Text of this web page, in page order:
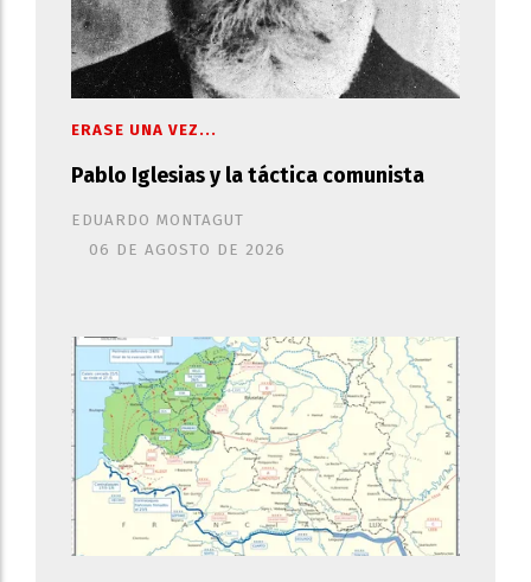
Pablo Iglesias y la táctica comunista
EDUARDO MONTAGUT
ERASE UNA VEZ...
06 DE AGOSTO DE 2026